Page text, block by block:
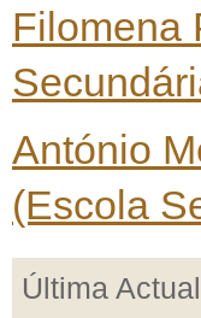
Filomena
António
(Escola
Última